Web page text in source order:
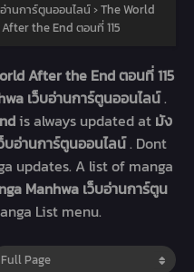
านการ์ตูนออนไลน์›The World
the End ตอนที่ 115
After the End ตอนที่ 115
เว็บอ่านการ์ตูนออนไลน์.
is always updated at มัง
บอ่านการ์ตูนออนไลน์. Dont
updates. A list of manga
Manhwa เว็บอ่านการ์ตูน
List menu.